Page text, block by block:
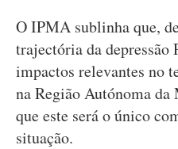
O IPMA sublinha que,
trajectória da depressão
impactos relevantes no
na Região Autónoma da
que este será o único
situação.